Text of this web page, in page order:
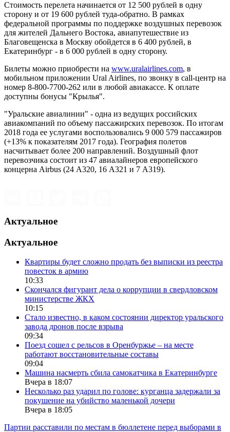
Стоимость перелета начинается от 12 500 рублей в одну
сторону и от 19 600 рублей туда-обратно. В рамках
федеральной программы по поддержке воздушных перевозок
для жителей Дальнего Востока, авиапутешествие из
Благовещенска в Москву обойдется в 6 400 рублей, в
Екатеринбург - в 6 000 рублей в одну сторону.
Билеты можно приобрести на www.uralairlines.com, в
мобильном приложении Ural Airlines, по звонку в call-центр на
номер 8-800-7700-262 или в любой авиакассе. К оплате
доступны бонусы "Крылья".
"Уральские авиалинии" - одна из ведущих российских
авиакомпаний по объему пассажирских перевозок. По итогам
2018 года ее услугами воспользовались 9 000 579 пассажиров
(+13% к показателям 2017 года). География полетов
насчитывает более 200 направлений. Воздушный флот
перевозчика состоит из 47 авиалайнеров европейского
концерна Airbus (24 А320, 16 А321 и 7 А319).
Актуальное
Актуальное
Квартиры будет сложно продать без выписки из реестра
повесток в армию
10:33
Скончался фигурант дела о коррупции в свердловском
министерстве ЖКХ
10:15
Стало известно, в каком состоянии директор уральского
завода дронов после взрыва
09:34
Поезд сошел с рельсов в Оренбуржье – на месте
работают восстановительные составы
09:04
Машина насмерть сбила самокатчика в Екатеринбурге
Вчера в 18:07
Несколько раз ударил по голове: курганца задержали за
покушение на убийство маленькой дочери
Вчера в 18:05
Партии расставили по местам в бюллетене перед выборами в